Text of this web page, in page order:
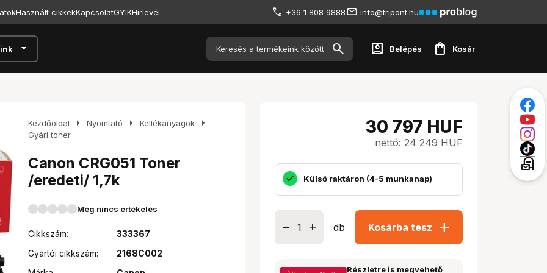
Használt cikkekKapcsolatGYIKHírlevél +36 1 808 9888 info@tripont.hu
arrow_drop_down account_box Belépés shopping_bag Kosár
Kezdőoldal arrow_right Nyomtató arrow_right Kellékanyagok arrow_right
Gyári toner
Canon CRG051 Toner
/eredeti/ 1,7k
Még nincs értékelés
Cikkszám:
333367
Gyártói cikkszám:
2168C002
30 797 HUF
nettó: 24 249 HUF
Külső raktáron (4-5 munkanap)
db Kosárba tesz add
Részletre is megvehető
local_post_office